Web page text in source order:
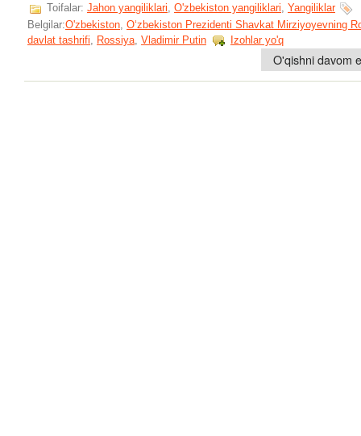
Toifalar: Jahon yangiliklari, O'zbekiston yangiliklari, Yangiliklar
Belgilar:O'zbekiston O‘zbekiston Prezidenti Shavkat Mirziyoyevning
davlat tashrifi, Rossiya, Vladimir Putin Izohlar yo'q
O'qishni davom